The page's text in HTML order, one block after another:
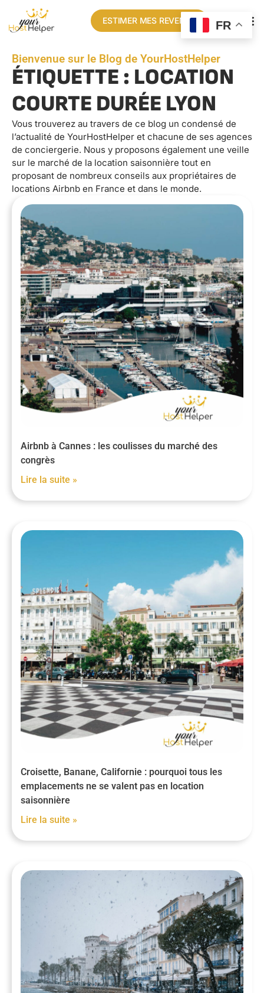
ESTIMER MES REVENUS
Bienvenue sur le Blog de YourHostHelper
ÉTIQUETTE : LOCATION
COURTE DURÉE LYON
Vous trouverez au travers de ce blog un condensé de
l’actualité de YourHostHelper et chacune de ses agences
de conciergerie. Nous y proposons également une veille
sur le marché de la location saisonnière tout en
proposant de nombreux conseils aux propriétaires de
locations Airbnb en France et dans le monde.
Airbnb à Cannes : les coulisses du marché des
congrès
Lire la suite »
Croisette, Banane, Californie : pourquoi tous les
emplacements ne se valent pas en location
saisonnière
Lire la suite »
FR